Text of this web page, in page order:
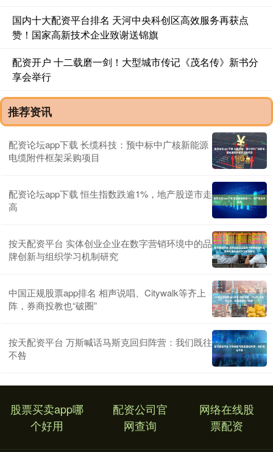
国内十大配资平台排名 天河中央科创区高效服务再获点
赞！国家高新技术企业致谢送锦旗
配资开户 十二载磨一剑！大型城市传记《茂名传》新书分
享会举行
推荐资讯
配资论坛app下载 长缆科技：预中标中广核新能源
电缆附件框架采购项目
配资论坛app下载 恒生指数跌逾1%，地产股逆市走
高
按天配资平台 实体创业企业在数字营销环境中的品
牌创新与组织学习机制研究
中国正规股票app排名 相声说唱、Citywalk等齐上
阵，券商投教也“破圈”
按天配资平台 万斯喊话马斯克回归阵营：我们既往
不咎
股票买卖app哪
个好用
配资公司官
网查询
网络在线股
票配资